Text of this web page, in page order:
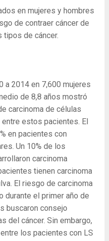
en mujeres y hombres
de contraer cáncer de
tipos de cáncer.
a 2014 en 7,600 mujeres
de 8,8 años mostró
carcinoma de células
estos pacientes. El
en pacientes con
Un 10% de los
carcinoma
tienen carcinoma
El riesgo de carcinoma
durante el primer año de
buscaron consejo
del cáncer. Sin embargo,
los pacientes con LS